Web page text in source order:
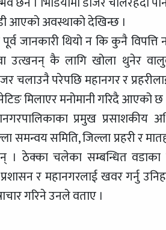
आएको अवस्थाको देखिन्छ ।
जानकारी थियो न कि कुनै
कै लागि खोला थुनेर वालुवा
परेपछि महानगर र
मिलाएर मनोमानी गरिदै आएको छ
प्रमुख
समन्वय समिति, जिल्ला प्रहरी र
ठेक्का चलेका सम्बन्धित वडाका
प्रशासन र महानगरलाई खवर गर्नु
गरिने उनले वताए ।